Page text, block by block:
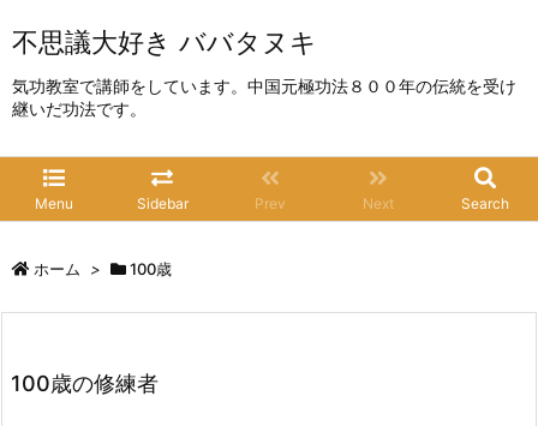
不思議大好き ババタヌキ
気功教室で講師をしています。中国元極功法８００年の伝統を受け
継いだ功法です。
Menu Sidebar Prev Next Search
ホーム > 100歳
100歳の修練者